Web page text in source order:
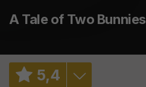
A Tale of Two Bunnies
5,4